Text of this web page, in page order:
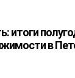
итоги
в